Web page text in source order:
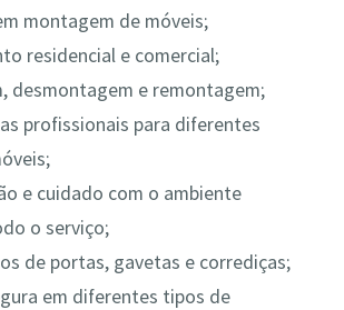
montagem de móveis;
residencial e comercial;
desmontagem e remontagem;
profissionais para diferentes
e cuidado com o ambiente
o serviço;
de portas, gavetas e corrediças;
em diferentes tipos de